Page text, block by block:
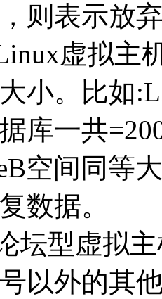
则表示放
虚拟主
小。比如
库一共
空间同等
数据。
坛型虚拟
以外的其